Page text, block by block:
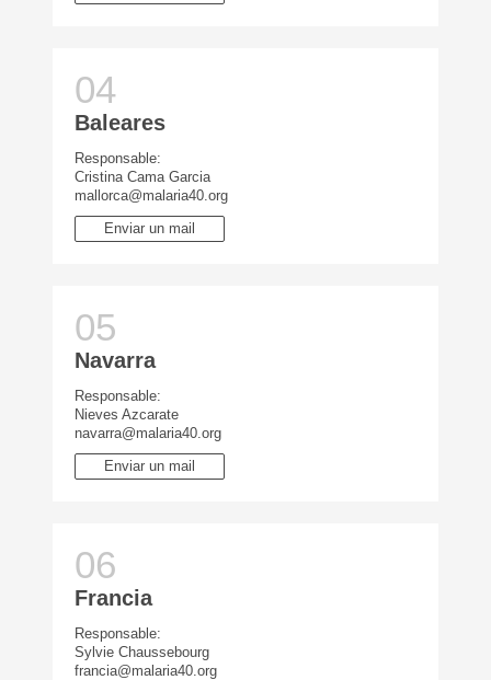
Baleares
Responsable:
Cristina Cama Garcia
mallorca@malaria40.org
Enviar un mail
Navarra
Responsable:
Nieves Azcarate
navarra@malaria40.org
Enviar un mail
Francia
Responsable:
Sylvie Chaussebourg
francia@malaria40.org